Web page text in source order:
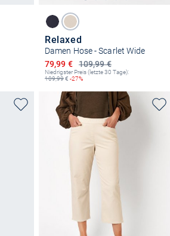
Relaxed
Damen Hose - Scarlet Wide
109,99 €
Ermäßigter Preis
79,99 €
Niedrigster Preis (letzte 30 Tage):
109,99€ -27%